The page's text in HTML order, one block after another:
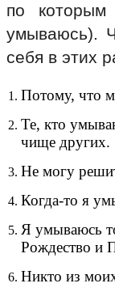
по
умываюсь).
себя в этих
Потому, что
Те, кто
чище других.
Не могу
Когда-то я
Я умываюсь
Рождество и
Никто из